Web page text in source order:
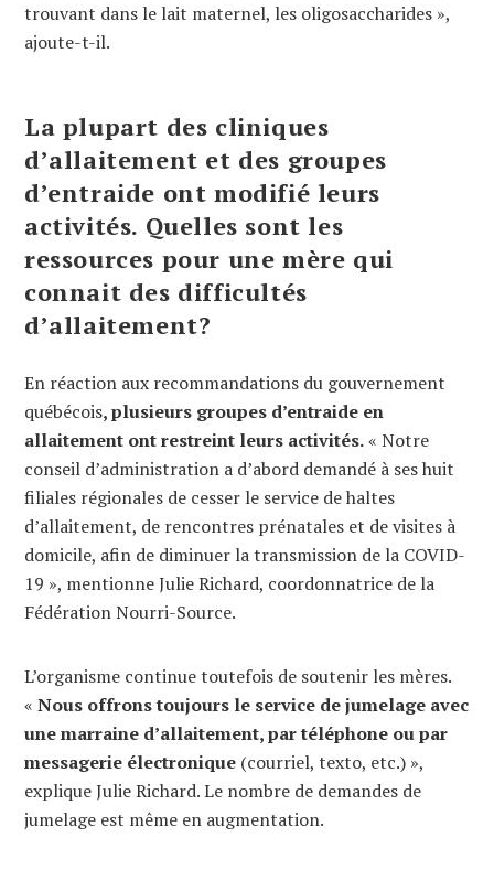
trouvant dans le lait maternel, les oligosaccharides »,
ajoute-t-il.
La plupart des cliniques
d’allaitement et des groupes
d’entraide ont modifié leurs
activités. Quelles sont les
ressources pour une mère qui
connait des difficultés
d’allaitement?
En réaction aux recommandations du gouvernement
québécois, plusieurs groupes d’entraide en
allaitement ont restreint leurs activités.« Notre
conseil d’administration a d’abord demandé à ses huit
filiales régionales de cesser le service de haltes
d’allaitement, de rencontres prénatales et de visites à
domicile, afin de diminuer la transmission de la COVID-
19 », mentionne Julie Richard, coordonnatrice de la
Fédération Nourri-Source.
L’organisme continue toutefois de soutenir les mères.
« Nous offrons toujours le service de jumelage avec
une marraine d’allaitement, par téléphone ou par
messagerie électronique (courriel, texto, etc.) »,
explique Julie Richard. Le nombre de demandes de
jumelage est même en augmentation.